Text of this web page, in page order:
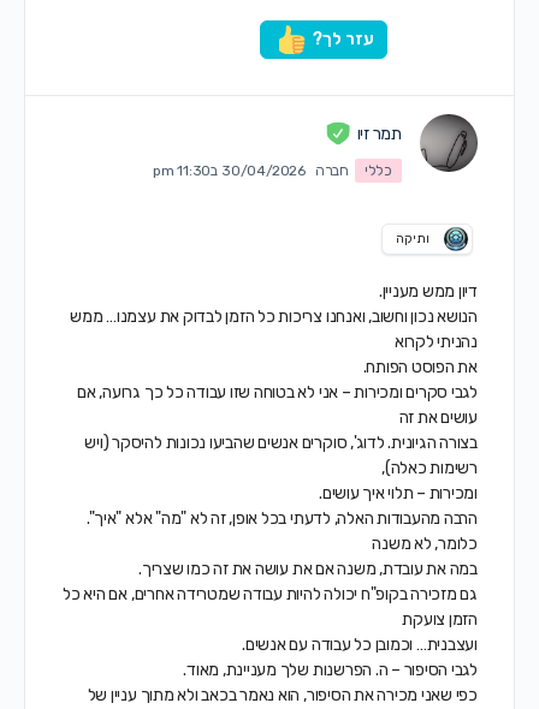
עזר לך?
תמר זיו
כללי חברה 30/04/2026 ב11:30 pm
ותיקה
דיון ממש מעניין.
הנושא נכון וחשוב, ואנחנו צריכות כל הזמן לבדוק את עצמנו… ממש
נהניתי לקרוא
את הפוסט הפותח.
לגבי סקרים ומכירות – אני לא בטוחה שזו עבודה כל כך גרועה, אם
עושים את זה
בצורה הגיונית. לדוג', סוקרים אנשים שהביעו נכונות להיסקר (ויש
רשימות כאלה),
ומכירות – תלוי איך עושים.
הרבה מהעבודות האלה, לדעתי בכל אופן, זה לא "מה" אלא "איך".
כלומר, לא משנה
במה את עובדת, משנה אם את עושה את זה כמו שצריך.
גם מזכירה בקופ"ח יכולה להיות עבודה שמטרידה אחרים, אם היא כל
הזמן צועקת
ועצבנית… וכמובן כל עבודה עם אנשים.
לגבי הסיפור – ה. הפרשנות שלך מעניינת, מאוד.
כפי שאני מכירה את הסיפור, הוא נאמר בכאב ולא מתוך עניין של